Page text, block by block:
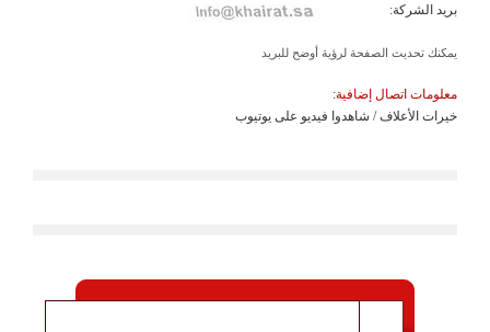
بريد الشركة:
يمكنك تحديث الصفحة لرؤية أوضح للبريد
معلومات اتصال إضافية:
خيرات الأعلاف / شاهدوا فيديو على يوتيوب